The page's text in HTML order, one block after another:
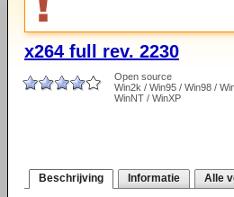
x264 full rev. 2230
Open source
Win2k / Win95 / Win98 /
WinNT / WinXP
Beschrijving Informatie Alle